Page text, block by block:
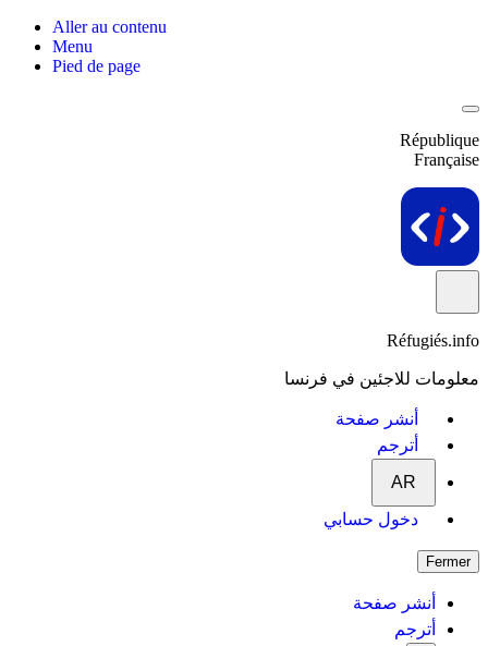
Aller au contenu
Menu
Pied de page
République
Française
Réfugiés.info
معلومات للاجئين في فرنسا
أنشر صفحة
أترجم
AR
دخول حسابي
Fermer
أنشر صفحة
أترجم